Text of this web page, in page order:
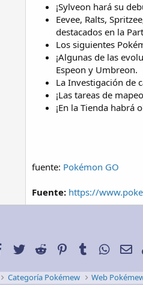
¡Sylveon hará su
Eevee, Ralts,
destacados en la
Los siguientes
¡Algunas de las
Espeon y Umbreon.
La Investigación de
¡Las tareas de
¡En la Tienda habrá
fuente: Pokémon GO
Fuente: https://
Facebook
TwitterReddit PinterestTumblr
Categoría Pokémew Web